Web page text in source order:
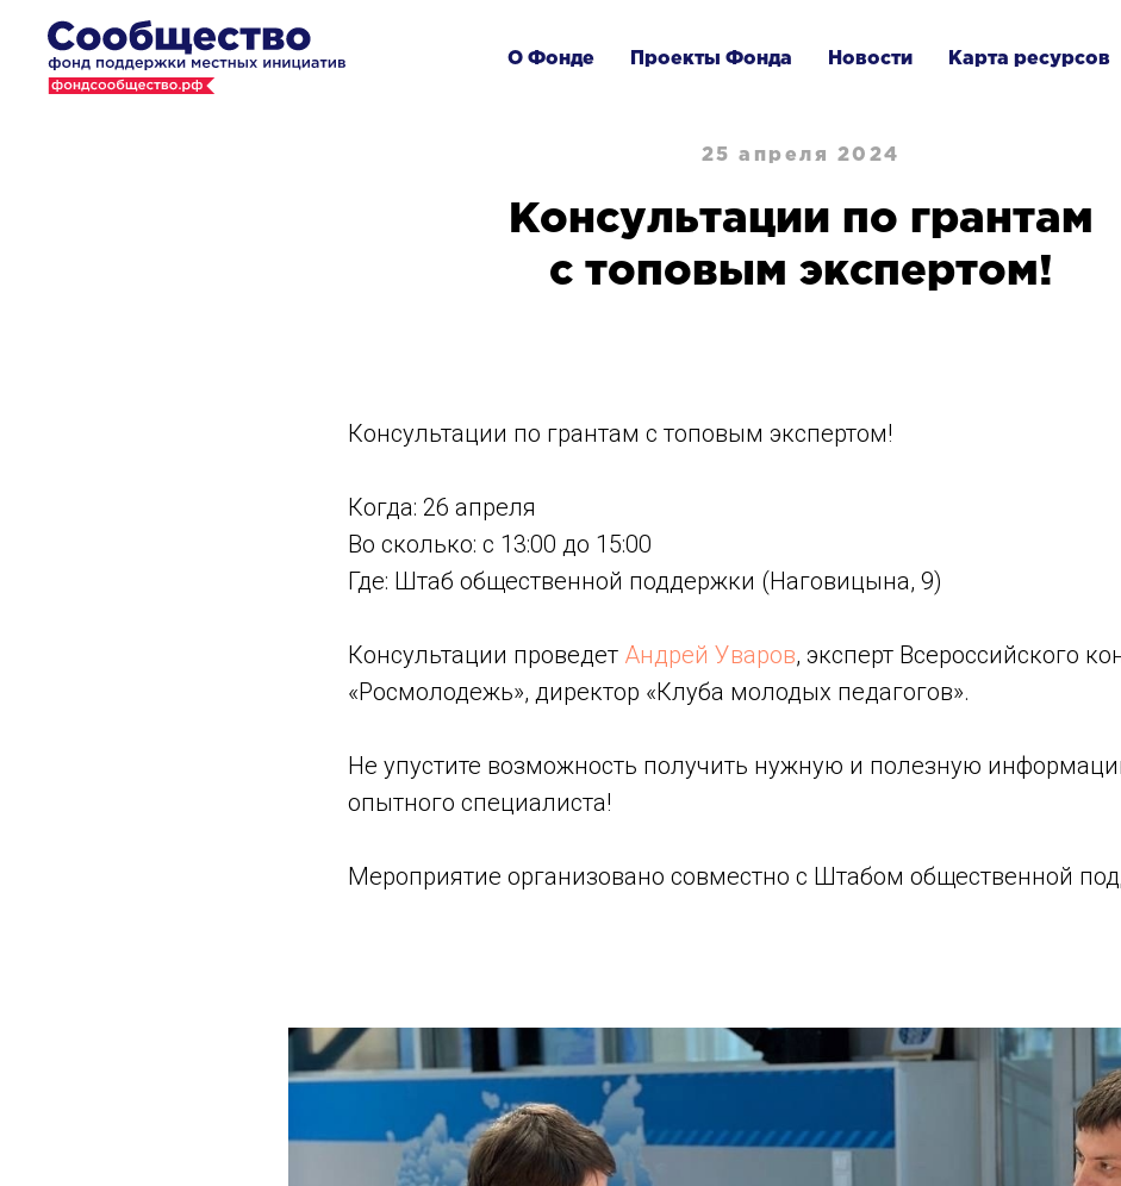
О Фонде Проекты Фонда Новости Карта ресурсов
25 апреля 2024
Консультации по грантам
с топовым экспертом!
Консультации по грантам с топовым экспертом!
Когда: 26 апреля
Во сколько: с 13:00 до 15:00
Где: Штаб общественной поддержки (Наговицына, 9)
Консультации проведет Андрей Уваров, эксперт Всероссийского
«Росмолодежь», директор «Клуба молодых педагогов».
Не упустите возможность получить нужную и полезную
опытного специалиста!
Мероприятие организовано совместно с Штабом общественной